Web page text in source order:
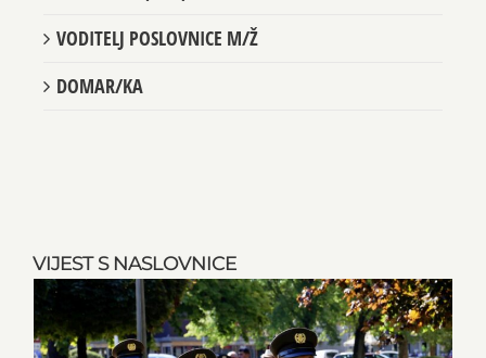
VIJEST S NASLOVNICE
VODITELJ POSLOVNICE M/Ž
DOMAR/KA